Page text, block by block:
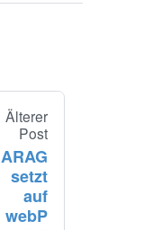
Älterer
Post
ARAG
setzt
auf
webP